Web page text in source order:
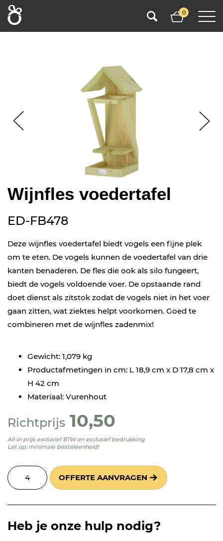
0
Wijnfles voedertafel
ED-FB478
Deze wijnfles voedertafel biedt vogels een fijne plek
om te eten. De vogels kunnen de voedertafel van drie
kanten benaderen. De fles die ook als silo fungeert,
biedt de vogels voldoende voer. De opstaande rand
doet dienst als zitstok zodat de vogels niet in het voer
gaan zitten, wat ziektes helpt voorkomen. Goed te
combineren met de wijnfles zadenmix!
Gewicht: 1,079 kg
Productafmetingen in cm: L 18,9 cm x D 17,8 cm x
H 42 cm
Materiaal: Vurenhout
Richtprijs 10,50
All-in prijs exclusief BTW en exclusief bedrukking
Let op: minimale besteleenheid!
OFFERTE AANVRAGEN
Heb je onze hulp nodig?